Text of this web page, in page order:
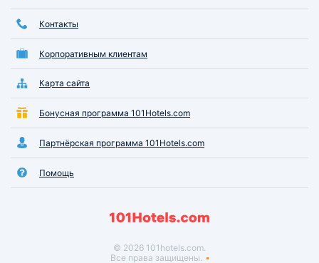
Контакты
Корпоративным клиентам
Карта сайта
Бонусная программа 101Hotels.com
Партнёрская программа 101Hotels.com
Помощь
© 2026 101hotels.com.
Все права защищены.